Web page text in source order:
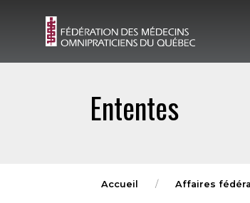
Ententes
Accueil Affaires